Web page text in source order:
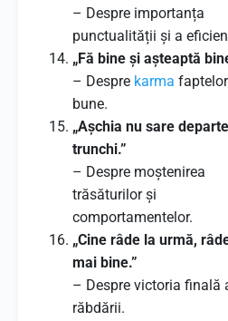
– Despre importanța
punctualității și a
„Fă bine și așteaptă
– Despre karma faptelor
bune.
„Așchia nu sare
trunchi.”
– Despre moștenirea
trăsăturilor și
comportamentelor.
„Cine râde la urmă,
mai bine.”
– Despre victoria finală
răbdării.